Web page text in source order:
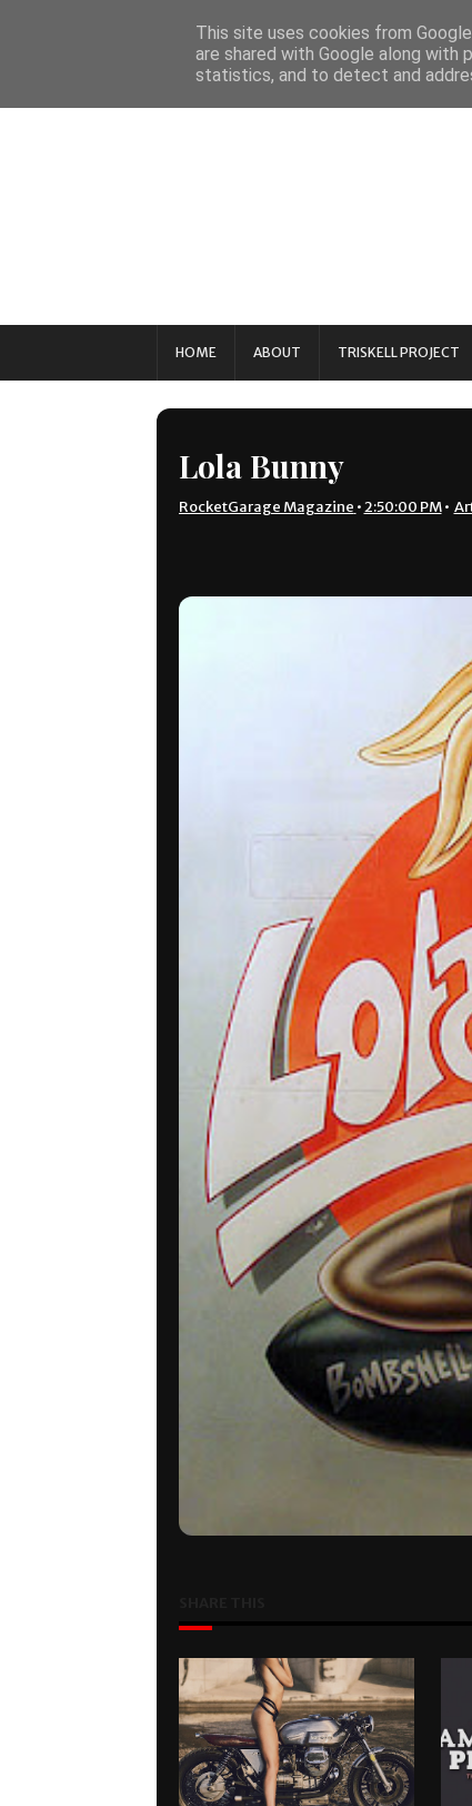
HOME ABOUT TRISKELL PROJECT
Lola Bunny
RocketGarage Magazine •2:50:00 PM •
This site uses cookies from
are shared with Google along
statistics, and to detect and